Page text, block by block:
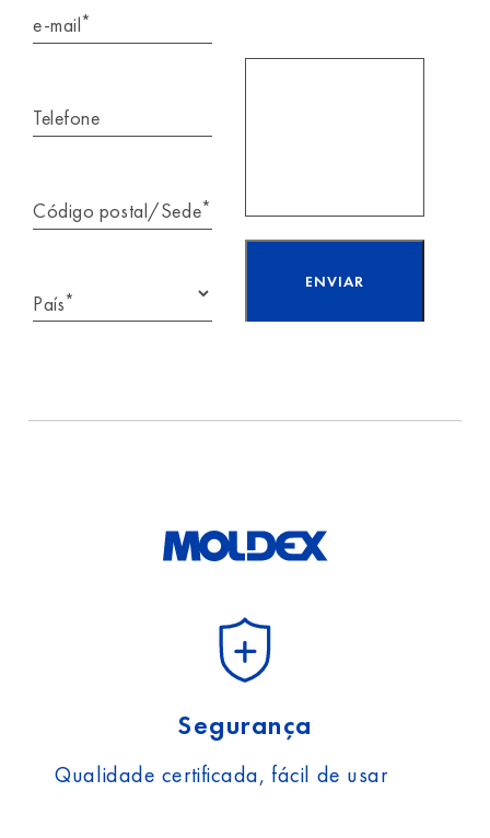
e-mail*
Telefone
Código postal/Sede*
País*
Segurança
Qualidade certificada, fácil de usar